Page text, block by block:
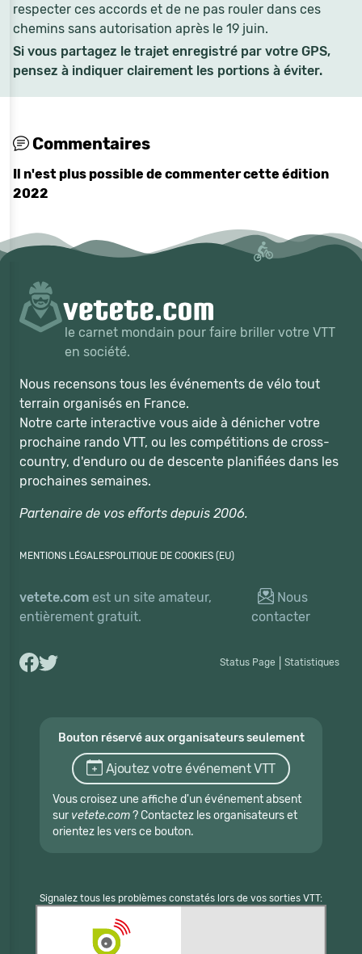
respecter ces accords et de ne pas rouler dans ces
chemins sans autorisation après le 19 juin.
Si vous partagez le trajet enregistré par votre GPS,
pensez à indiquer clairement les portions à éviter.
Commentaires
Il n'est plus possible de commenter cette édition
2022
le carnet mondain pour faire briller votre VTT
en société.
Nous recensons tous les événements de vélo tout
terrain organisés en France.
Notre carte interactive vous aide à dénicher votre
prochaine rando VTT, ou les compétitions de cross-
country, d'enduro ou de descente planifiées dans les
prochaines semaines.
Partenaire de vos efforts depuis 2006.
MENTIONS LÉGALESPOLITIQUE DE COOKIES (EU)
vetete.com est un site amateur,
entièrement gratuit.
Nous
contacter
Status Page Statistiques
Bouton réservé aux organisateurs seulement
Ajoutez votre événement VTT
Vous croisez une affiche d'un événement absent
sur vetete.com? Contactez les organisateurs et
orientez les vers ce bouton.
Signalez tous les problèmes constatés lors de vos sorties VTT: